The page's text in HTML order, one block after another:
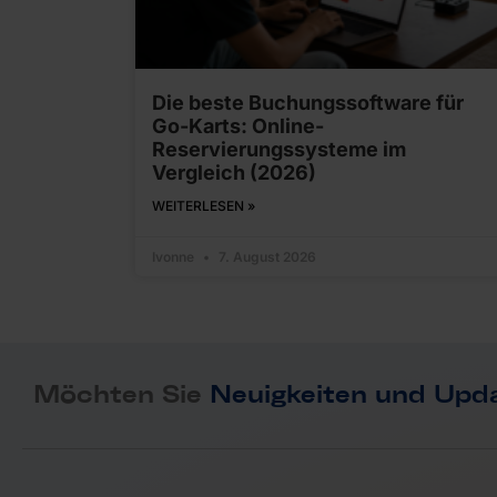
Die beste Buchungssoftware für
Go-Karts: Online-
Reservierungssysteme im
Vergleich (2026)
WEITERLESEN »
Möchten Sie Neuigkeiten und